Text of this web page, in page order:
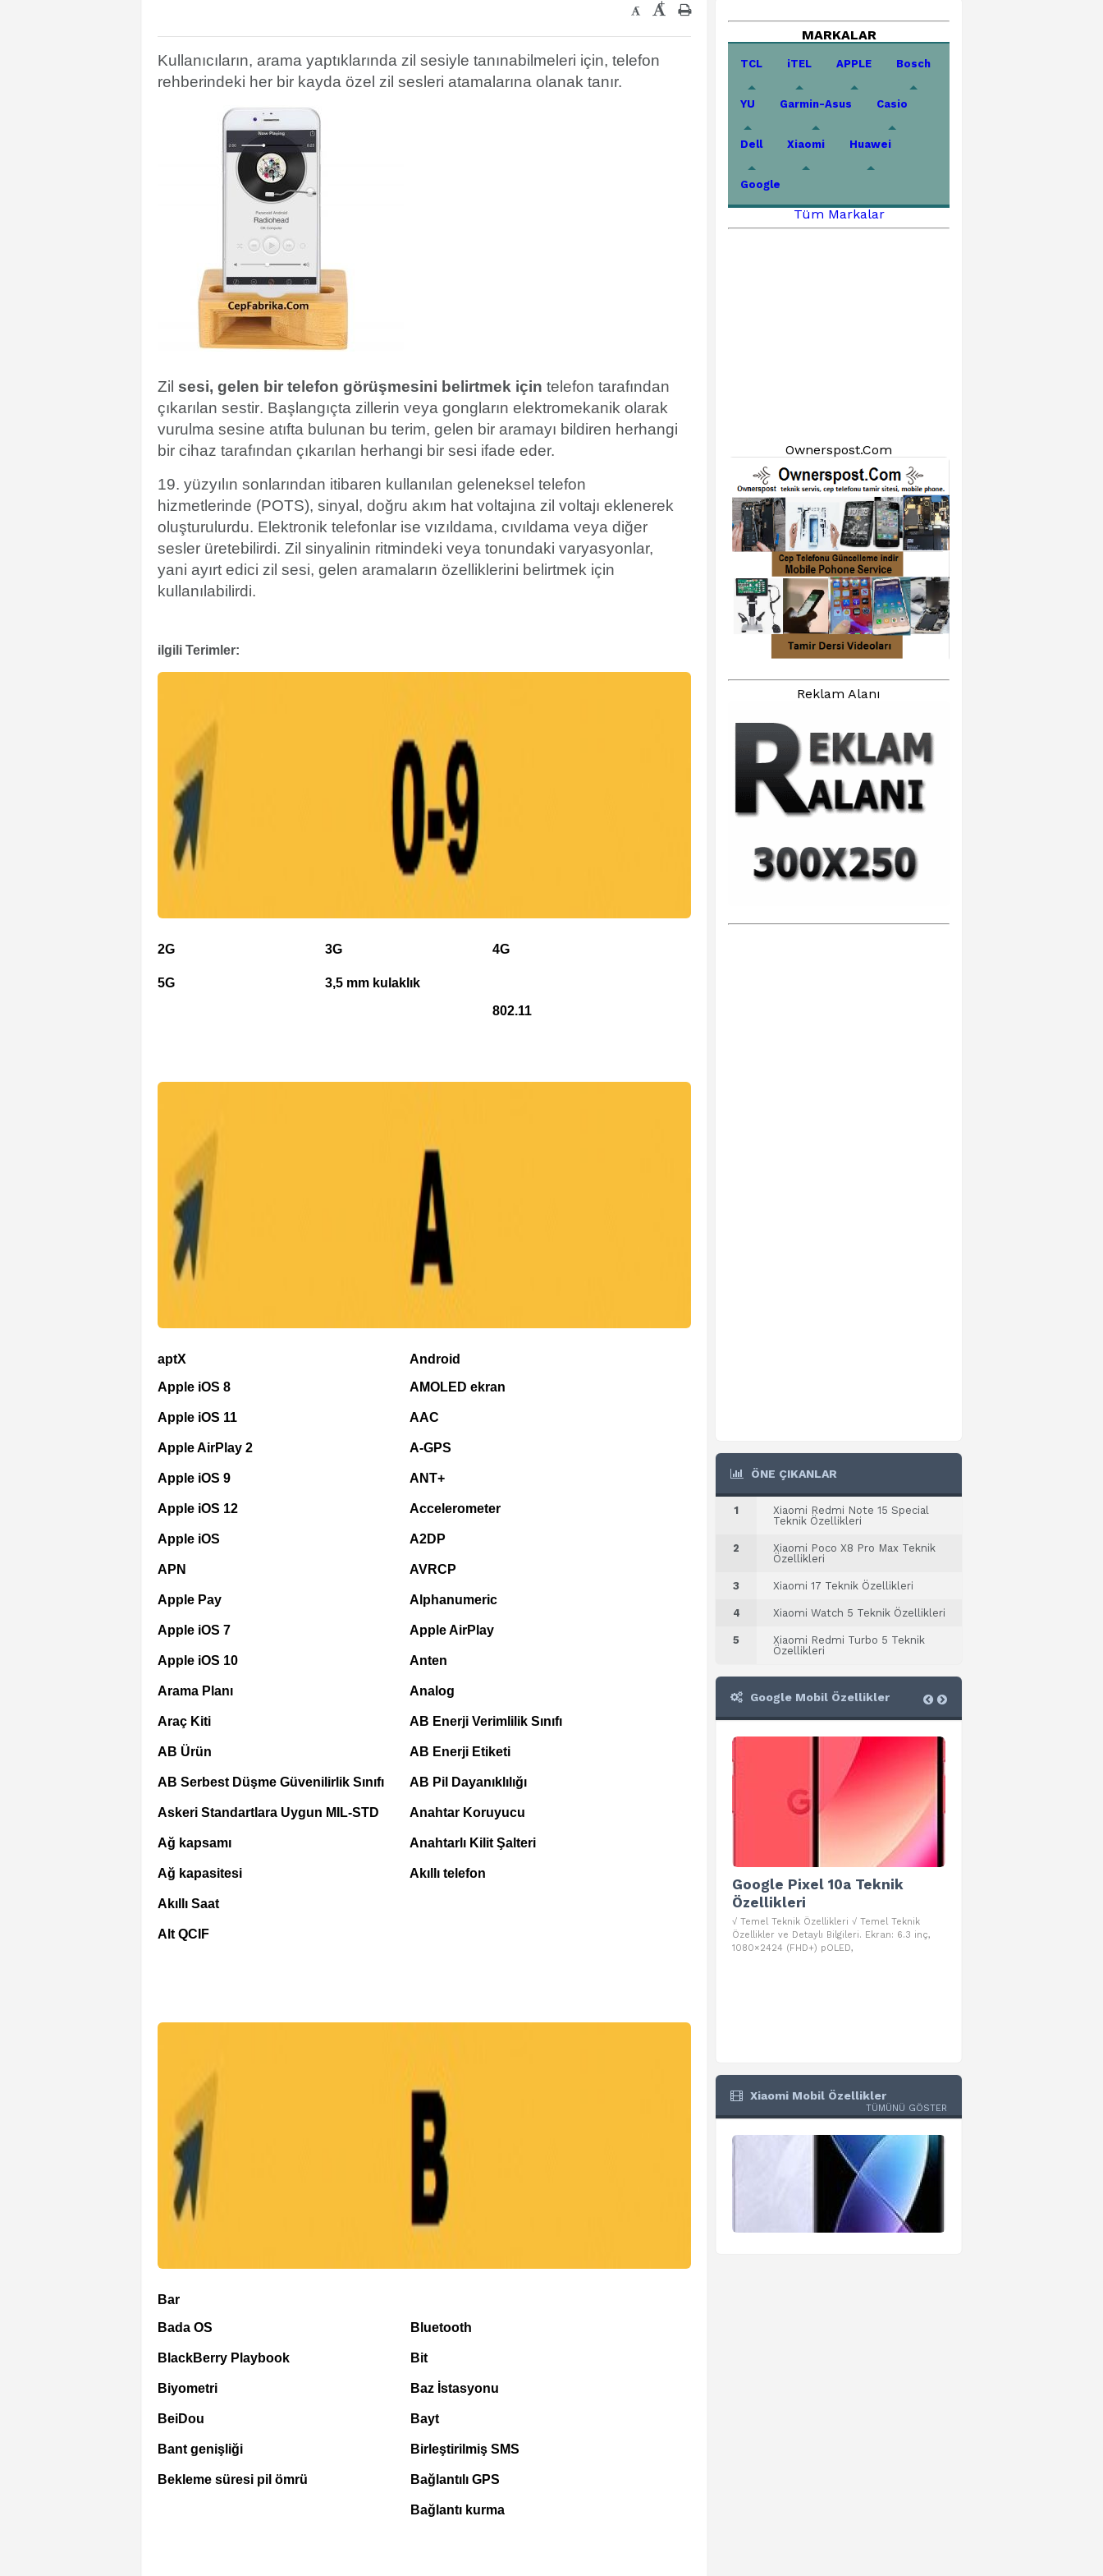
- +
Kullanıcıların, arama yaptıklarında zil sesiyle tanınabilmeleri için, telefon
rehberindeki her bir kayda özel zil sesleri atamalarına olanak tanır.
Zil sesi, gelen bir telefon görüşmesini belirtmek için telefon tarafından
çıkarılan sestir. Başlangıçta zillerin veya gongların elektromekanik olarak
vurulma sesine atıfta bulunan bu terim, gelen bir aramayı bildiren herhangi
bir cihaz tarafından çıkarılan herhangi bir sesi ifade eder.
19. yüzyılın sonlarından itibaren kullanılan geleneksel telefon
hizmetlerinde (POTS), sinyal, doğru akım hat voltajına zil voltajı eklenerek
oluşturulurdu. Elektronik telefonlar ise vızıldama, cıvıldama veya diğer
sesler üretebilirdi. Zil sinyalinin ritmindeki veya tonundaki varyasyonlar,
yani ayırt edici zil sesi, gelen aramaların özelliklerini belirtmek için
kullanılabilirdi.
ilgili Terimler:
2G 3G 4G
5G
3,5 mm kulaklık
802.11
aptX
Apple iOS 8
Apple iOS 11
Apple AirPlay 2
Apple iOS 9
Apple iOS 12
Apple iOS
APN
Apple Pay
Apple iOS 7
Apple iOS 10
Arama Planı
Araç Kiti
AB Ürün
AB Serbest Düşme Güvenilirlik Sınıfı
Askeri Standartlara Uygun MIL-STD
Ağ kapsamı
Ağ kapasitesi
Akıllı Saat
Alt QCIF
Android
AMOLED ekran
AAC
A-GPS
ANT+
Accelerometer
A2DP
AVRCP
Alphanumeric
Apple AirPlay
Anten
Analog
AB Enerji Verimlilik Sınıfı
AB Enerji Etiketi
AB Pil Dayanıklılığı
Anahtar Koruyucu
Anahtarlı Kilit Şalteri
Akıllı telefon
Bar
Bada OS
BlackBerry Playbook
Biyometri
BeiDou
Bant genişliği
Bekleme süresi pil ömrü
Bluetooth
Bit
Baz İstasyonu
Bayt
Birleştirilmiş SMS
Bağlantılı GPS
Bağlantı kurma
MARKALAR
TCL iTEL APPLE Bosch
YU Garmin-Asus Casio
Dell Xiaomi Huawei
Google
Tüm Markalar
Ownerspost.Com
Reklam Alanı
ÖNE ÇIKANLAR
1
Xiaomi Redmi Note 15 Special
Teknik Özellikleri
2
Xiaomi Poco X8 Pro Max Teknik
Özellikleri
3 Xiaomi 17 Teknik Özellikleri
4 Xiaomi Watch 5 Teknik Özellikleri
5
Xiaomi Redmi Turbo 5 Teknik
Özellikleri
Google Mobil Özellikler
Google Pixel 10a Teknik
Özellikleri
√ Temel Teknik Özellikleri √ Temel Teknik
Özellikler ve Detaylı Bilgileri. Ekran: 6.3 inç,
1080×2424 (FHD+) pOLED,
Xiaomi Mobil Özellikler
TÜMÜNÜ GÖSTER